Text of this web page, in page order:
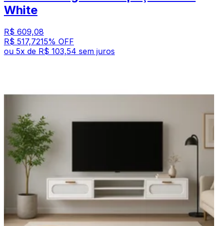
White
R$ 609,08
R$ 517,7215% OFF
ou 5x de R$ 103,54 sem juros